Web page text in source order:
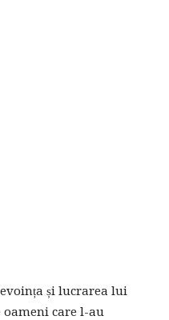
și lucrarea lui
oameni care l-au